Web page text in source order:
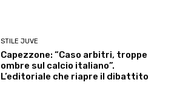
STILE JUVE
Capezzone: “Caso arbitri, troppe
ombre sul calcio italiano”.
L’editoriale che riapre il dibattito